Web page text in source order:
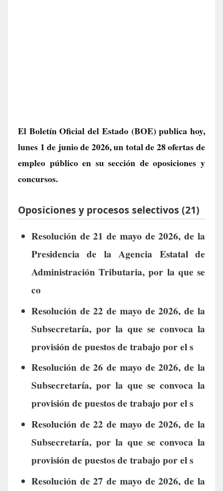
El Boletín Oficial del Estado (BOE) publica hoy,
lunes 1 de junio de 2026, un total de28 ofertas de
empleo públicoen su sección de oposiciones y
concursos.
Oposiciones y procesos selectivos (21)
Resolución de 21 de mayo de 2026, de la
Presidencia de la Agencia Estatal de
Administración Tributaria, por la que se
co
Resolución de 22 de mayo de 2026, de la
Subsecretaría, por la que se convoca la
provisión de puestos de trabajo por el s
Resolución de 26 de mayo de 2026, de la
Subsecretaría, por la que se convoca la
provisión de puestos de trabajo por el s
Resolución de 22 de mayo de 2026, de la
Subsecretaría, por la que se convoca la
provisión de puestos de trabajo por el s
Resolución de 27 de mayo de 2026, de la